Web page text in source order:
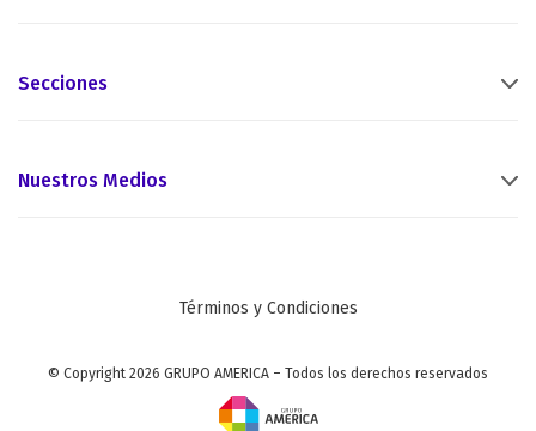
Secciones
Nuestros Medios
Términos y Condiciones
© Copyright 2026 GRUPO AMERICA – Todos los derechos reservados